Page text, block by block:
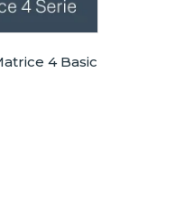
4 Basic